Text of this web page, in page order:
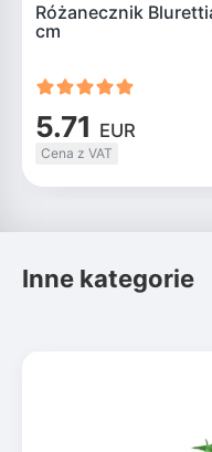
Różanecznik
cm
5.71 EUR
Cena z VAT
Inne kategorie